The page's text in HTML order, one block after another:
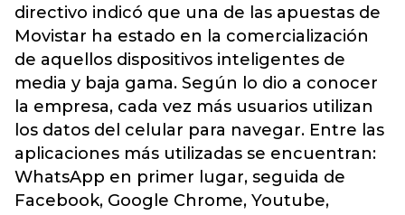
directivo indicó que una de las apuestas de
Movistar ha estado en la comercialización
de aquellos dispositivos inteligentes de
media y baja gama. Según lo dio a conocer
la empresa, cada vez más usuarios utilizan
los datos del celular para navegar. Entre las
aplicaciones más utilizadas se encuentran:
WhatsApp en primer lugar, seguida de
Facebook, Google Chrome, Youtube,